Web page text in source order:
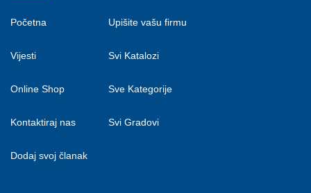
Početna
Vijesti
Online Shop
Kontaktiraj nas
Dodaj svoj članak
Upišite vašu firmu
Svi Katalozi
Sve Kategorije
Svi Gradovi